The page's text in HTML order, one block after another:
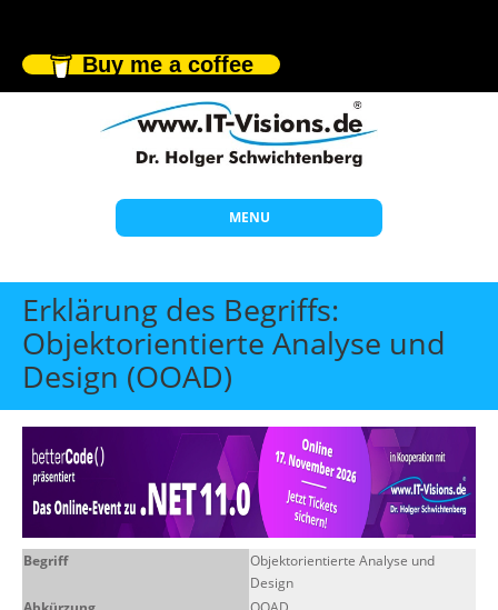
Buy me a coffee
MENU
Start
Themen
Beratung
Offene Seminare
Wissen
Über uns
Erklärung des Begriffs:
Objektorientierte Analyse und
Design (OOAD)
Begriff
Objektorientierte Analyse und
Design